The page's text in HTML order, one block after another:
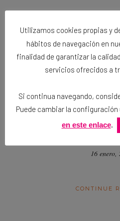
16 enero,
16 enero,
CONTINUE
Utilizamos cookies propias y
hábitos de navegación en
finalidad de garantizar la
servicios ofrecidos a
Si continua navegando,
Puede cambiar la
en este enlace.